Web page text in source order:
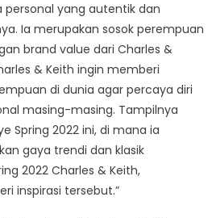
yang autentik dan
Ia merupakan sosok perempuan
brand value dari Charles &
& Keith ingin memberi
di dunia agar percaya diri
masing-masing. Tampilnya
Spring 2022 ini, di mana ia
gaya trendi dan klasik
2022 Charles & Keith,
inspirasi tersebut.”